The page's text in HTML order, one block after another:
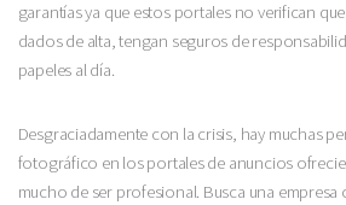
garantías ya que estos portales no verifican
dados de alta, tengan seguros de
papeles al día.
Desgraciadamente con la crisis, hay muchas
fotográfico en los portales de anuncios
mucho de ser profesional. Busca una empresa